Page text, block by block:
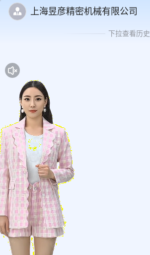
上海昱彦精密机械有限公司
下拉查看历